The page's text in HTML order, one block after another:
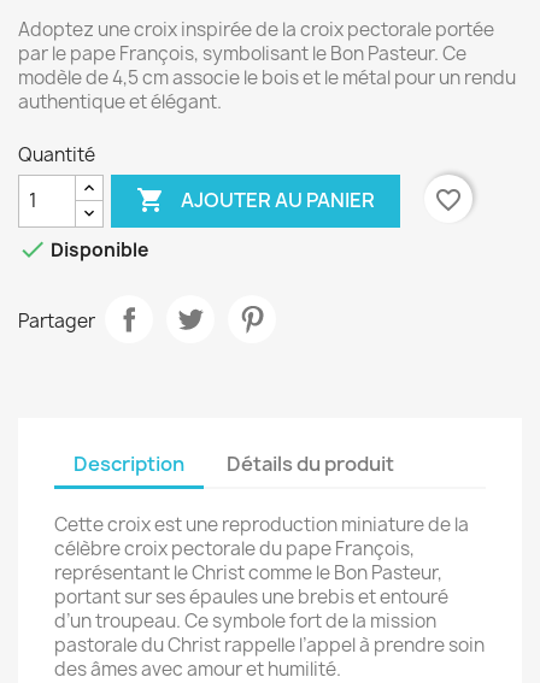
Adoptez une croix inspirée de la croix pectorale portée
par le pape François, symbolisant le Bon Pasteur. Ce
modèle de 4,5 cm associe le bois et le métal pour un rendu
authentique et élégant.
Quantité
 AJOUTER AU PANIER
favorite_border
 Disponible
Partager
Description Détails du produit
Cette croix est une reproduction miniature de la
célèbre croix pectorale du pape François,
représentant le Christ comme le Bon Pasteur,
portant sur ses épaules une brebis et entouré
d’un troupeau. Ce symbole fort de la mission
pastorale du Christ rappelle l’appel à prendre soin
des âmes avec amour et humilité.